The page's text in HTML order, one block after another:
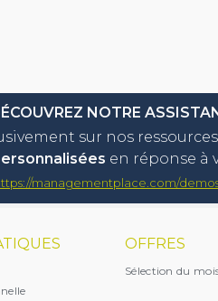
NOTRE
sur nos
en réponse à
managementplace.com/
OFFRES
Sélection du